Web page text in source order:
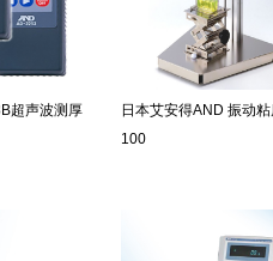
超声波测厚
日本艾安得AND 振动
100